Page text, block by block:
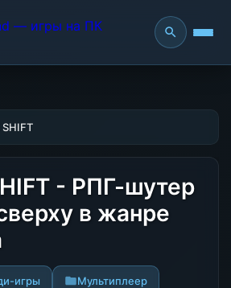
SHIFT
- РПГ-шутер
в жанре
игры Мультиплеер